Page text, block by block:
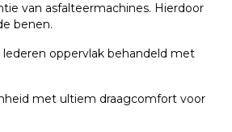
van asfalteermachines. Hierdoor
benen.
oppervlak behandeld met
met ultiem draagcomfort voor